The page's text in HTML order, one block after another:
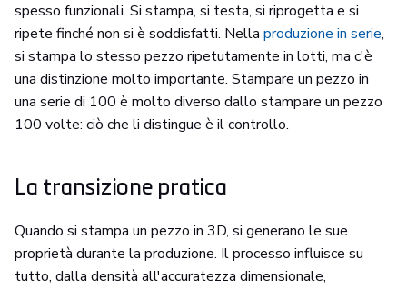
spesso funzionali. Si stampa, si testa, si riprogetta e si
ripete finché non si è soddisfatti. Nella produzione in serie,
si stampa lo stesso pezzo ripetutamente in lotti, ma c'è
una distinzione molto importante. Stampare un pezzo in
una serie di 100 è molto diverso dallo stampare un pezzo
100 volte: ciò che li distingue è il controllo.
La transizione pratica
Quando si stampa un pezzo in 3D, si generano le sue
proprietà durante la produzione. Il processo influisce su
tutto, dalla densità all'accuratezza dimensionale,